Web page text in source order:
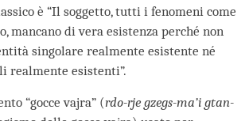
è “Il soggetto, tutti i fenomeni come
mancano di vera esistenza perché non
singolare realmente esistente né
realmente esistenti”.
“gocce vajra” (rdo-rje gzegs-ma’i gtan-